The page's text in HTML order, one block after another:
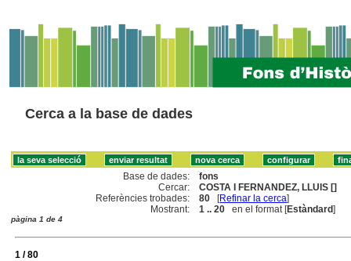
Cerca a la base de dades
Base de dades:
fons
Cercar:
COSTA I FERNANDEZ, LLUIS []
Referències trobades:
80 [Refinar la cerca]
Mostrant:
1 .. 20 en el format [Estàndard]
pàgina 1 de 4
1 / 80